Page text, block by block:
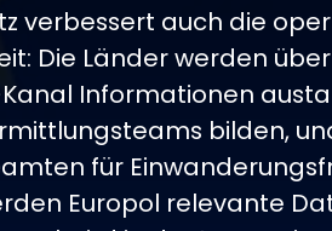
verbessert auch die
Die Länder werden
Kanal Informationen
bilden,
für
Europol relevante